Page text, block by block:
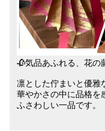
🥀気品あふれる、花の
凛とした佇まいと優雅
華やかさの中に品格を
ふさわしい一品です。